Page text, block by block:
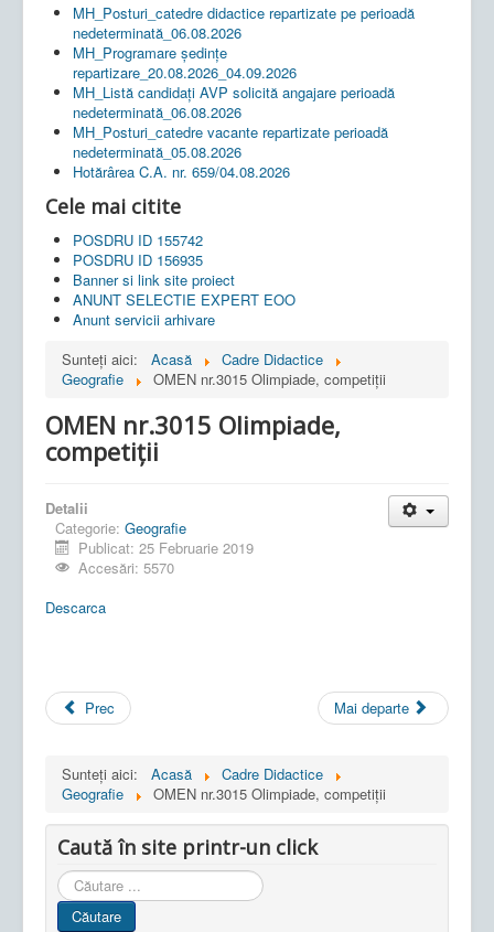
MH_Posturi_catedre didactice repartizate pe perioadă
nedeterminată_06.08.2026
MH_Programare ședințe
repartizare_20.08.2026_04.09.2026
MH_Listă candidați AVP solicită angajare perioadă
nedeterminată_06.08.2026
MH_Posturi_catedre vacante repartizate perioadă
nedeterminată_05.08.2026
Hotărârea C.A. nr. 659/04.08.2026
Cele mai citite
POSDRU ID 155742
POSDRU ID 156935
Banner si link site proiect
ANUNT SELECTIE EXPERT EOO
Anunt servicii arhivare
Sunteți aici:
Acasă
Cadre Didactice
Geografie
OMEN nr.3015 Olimpiade, competiţii
OMEN nr.3015 Olimpiade,
competiţii
Detalii
Categorie: Geografie
Publicat: 25 Februarie 2019
Accesări: 5570
Descarca
Prec Mai departe
Sunteți aici: Acasă
Cadre Didactice
Geografie
OMEN nr.3015 Olimpiade, competiţii
Caută în site printr-un click
Cauta
in
site
Căutare